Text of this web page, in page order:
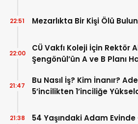
Mezarlıkta Bir Kişi Ölü
22:51
CÜ Vakfı Koleji İçin Rektör
Şengönül’ün A ve B Planı
22:00
Bu Nasıl İş? Kim İnanır?
5’incilikten 1’inciliğe
21:47
54 Yaşındaki Adam
21:38